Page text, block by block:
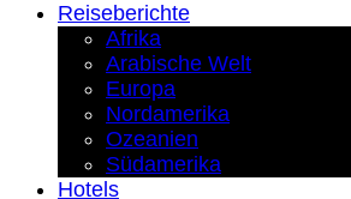
Reiseberichte
Afrika
Arabische Welt
Europa
Nordamerika
Ozeanien
Südamerika
Hotels